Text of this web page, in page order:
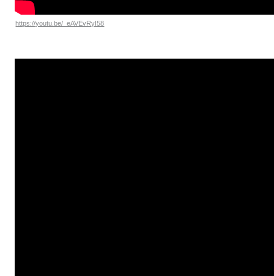
https://youtu.be/_eAVEvRyI58